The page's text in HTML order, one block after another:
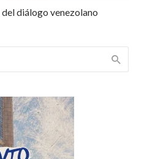
diálogo venezolano